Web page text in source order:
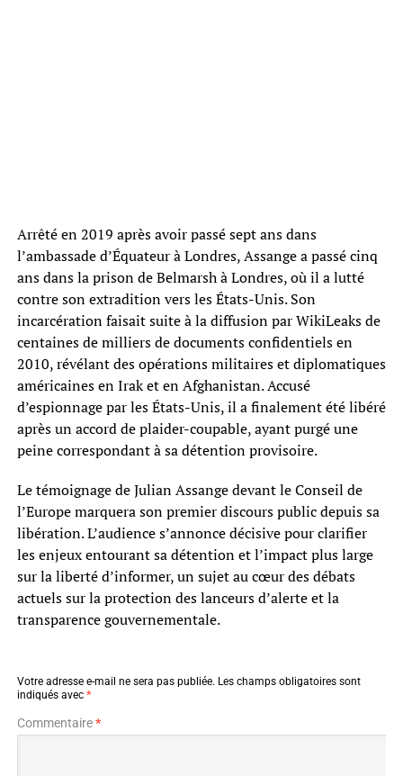
Arrêté en 2019 après avoir passé sept ans dans
l’ambassade d’Équateur à Londres, Assange a passé cinq
ans dans la prison de Belmarsh à Londres, où il a lutté
contre son extradition vers les États-Unis. Son
incarcération faisait suite à la diffusion par WikiLeaks de
centaines de milliers de documents confidentiels en
2010, révélant des opérations militaires et diplomatiques
américaines en Irak et en Afghanistan. Accusé
d’espionnage par les États-Unis, il a finalement été libéré
après un accord de plaider-coupable, ayant purgé une
peine correspondant à sa détention provisoire.
Le témoignage de Julian Assange devant le Conseil de
l’Europe marquera son premier discours public depuis sa
libération. L’audience s’annonce décisive pour clarifier
les enjeux entourant sa détention et l’impact plus large
sur la liberté d’informer, un sujet au cœur des débats
actuels sur la protection des lanceurs d’alerte et la
transparence gouvernementale.
Votre adresse e-mail ne sera pas publiée. Les champs obligatoires sont
indiqués avec *
Commentaire*